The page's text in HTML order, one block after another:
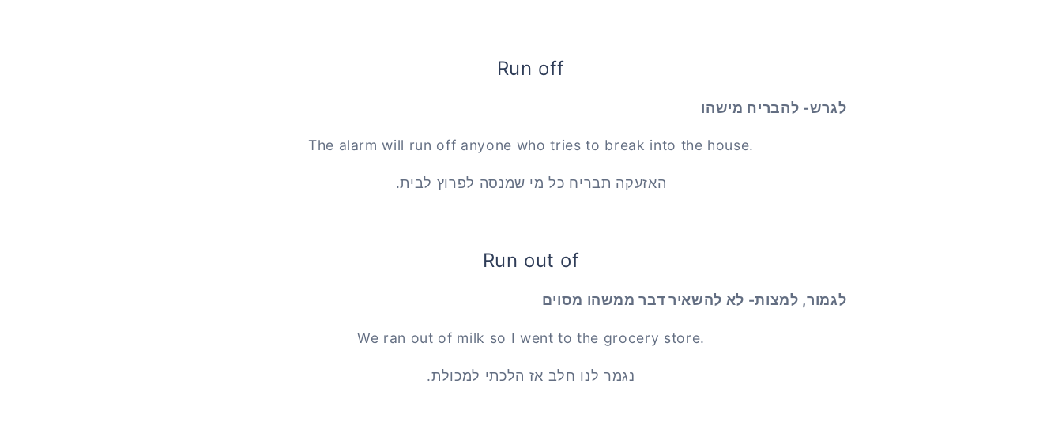
Run off
לגרש- להבריח מישהו
The alarm will run off anyone who tries to break into the house.
האזעקה תבריח כל מי שמנסה לפרוץ לבית.
Run out of
לגמור, למצות- לא להשאיר דבר ממשהו מסוים
We ran out of milk so I went to the grocery store.
נגמר לנו חלב אז הלכתי למכולת.